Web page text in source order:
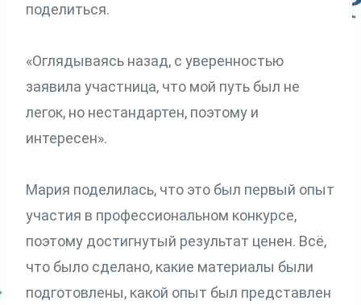
поделиться.
«Оглядываясь назад, с уверенностью
заявила участница, что мой путь был не
легок, но нестандартен, поэтому и
интересен».
Мария поделилась, что это был первый опыт
участия в профессиональном конкурсе,
поэтому достигнутый результат ценен. Всё,
что было сделано, какие материалы были
подготовлены, какой опыт был представлен